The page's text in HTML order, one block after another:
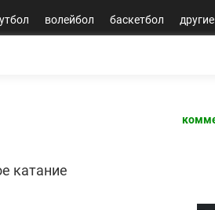
волейбол баскетбол
катание